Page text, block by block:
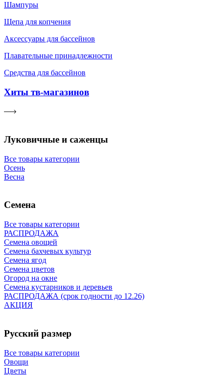
Шампуры
Щепа для копчения
Аксессуары для бассейнов
Плавательные принадлежности
Средства для бассейнов
Хиты тв-магазинов
Луковичные и саженцы
Все товары категории
Осень
Весна
Семена
Все товары категории
РАСПРОДАЖА
Семена овощей
Семена бахчевых культур
Семена ягод
Семена цветов
Огород на окне
Семена кустарников и деревьев
РАСПРОДАЖА (срок годности до 12.26)
АКЦИЯ
Русский размер
Все товары категории
Овощи
Цветы